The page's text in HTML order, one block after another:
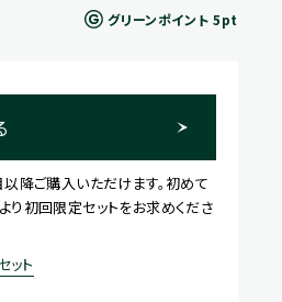
グリーンポイント 5pt
降ご購入いただけます。初めて
り初回限定セットをお求めくださ
ット